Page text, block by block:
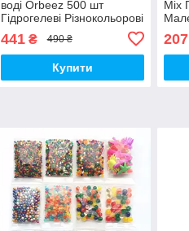
воді Orbeez 500 шт
Гідрогелеві Різнокольорові
441₴ 490 ₴
Купити
Mix
207